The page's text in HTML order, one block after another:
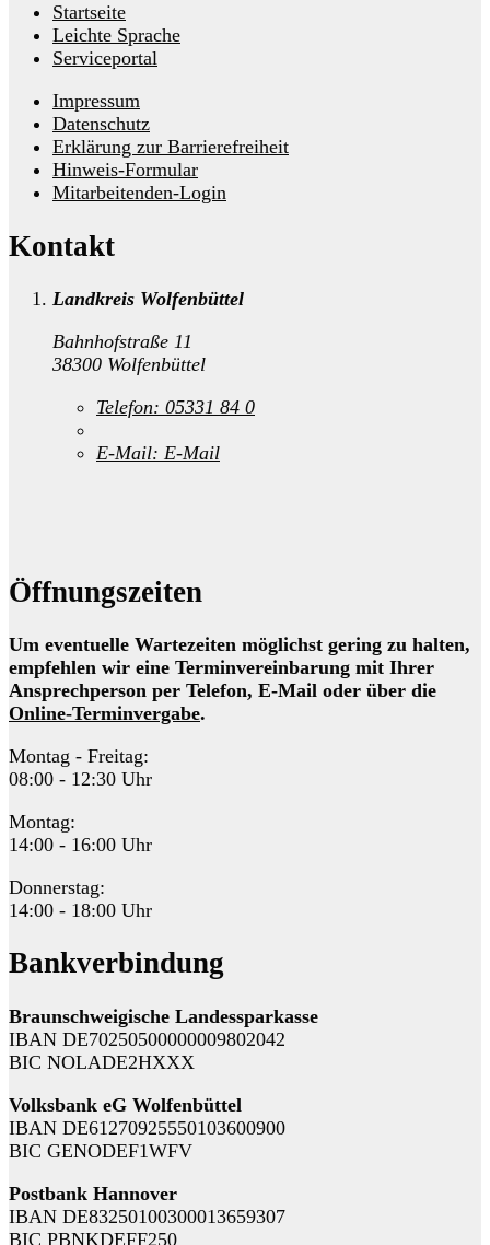
Startseite
Leichte Sprache
Serviceportal
Impressum
Datenschutz
Erklärung zur Barrierefreiheit
Hinweis-Formular
Mitarbeitenden-Login
Kontakt
Landkreis Wolfenbüttel
Bahnhofstraße 11
38300 Wolfenbüttel
Telefon: 05331 84 0
E-Mail: E-Mail
Öffnungszeiten
Um eventuelle Wartezeiten möglichst gering zu halten,
empfehlen wir eine Terminvereinbarung mit Ihrer
Ansprechperson per Telefon, E-Mail oder über die
Online-Terminvergabe.
Montag - Freitag:
08:00 - 12:30 Uhr
Montag:
14:00 - 16:00 Uhr
Donnerstag:
14:00 - 18:00 Uhr
Bankverbindung
Braunschweigische Landessparkasse
IBAN DE70250500000009802042
BIC NOLADE2HXXX
Volksbank eG Wolfenbüttel
IBAN DE61270925550103600900
BIC GENODEF1WFV
Postbank Hannover
IBAN DE83250100300013659307
BIC PBNKDEFF250